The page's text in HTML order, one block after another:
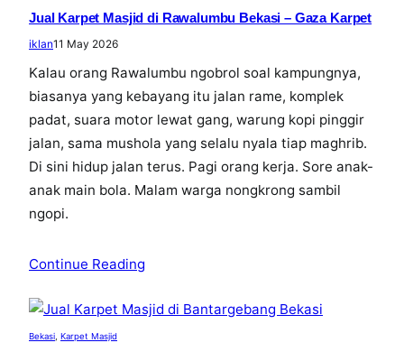
Jual Karpet Masjid di Rawalumbu Bekasi – Gaza Karpet
iklan11 May 2026
Kalau orang Rawalumbu ngobrol soal kampungnya,
biasanya yang kebayang itu jalan rame, komplek
padat, suara motor lewat gang, warung kopi pinggir
jalan, sama mushola yang selalu nyala tiap maghrib.
Di sini hidup jalan terus. Pagi orang kerja. Sore anak-
anak main bola. Malam warga nongkrong sambil
ngopi.
Continue Reading
Bekasi Karpet Masjid